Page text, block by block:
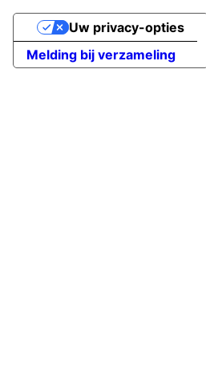
Melding bij verzameling
Uw privacy-opties